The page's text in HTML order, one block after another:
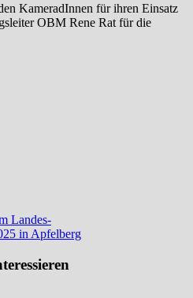
KameradInnen für ihren Einsatz
OBM Rene Rat für die
Landes-
in Apfelberg